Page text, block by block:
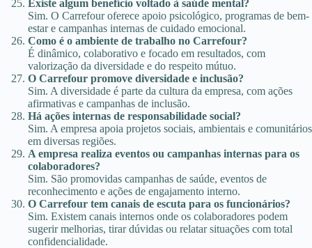
Existe algum benefício voltado à saúde mental?
Sim. O Carrefour oferece apoio psicológico, programas de bem-
estar e campanhas internas de cuidado emocional.
Como é o ambiente de trabalho no Carrefour?
É dinâmico, colaborativo e focado em resultados, com
valorização da diversidade e do respeito mútuo.
O Carrefour promove diversidade e inclusão?
Sim. A diversidade é parte da cultura da empresa, com ações
afirmativas e campanhas de inclusão.
Há ações internas de responsabilidade social?
Sim. A empresa apoia projetos sociais, ambientais e comunitários
em diversas regiões.
A empresa realiza eventos ou campanhas internas para os
colaboradores?
Sim. São promovidas campanhas de saúde, eventos de
reconhecimento e ações de engajamento interno.
O Carrefour tem canais de escuta para os funcionários?
Sim. Existem canais internos onde os colaboradores podem
sugerir melhorias, tirar dúvidas ou relatar situações com total
confidencialidade.